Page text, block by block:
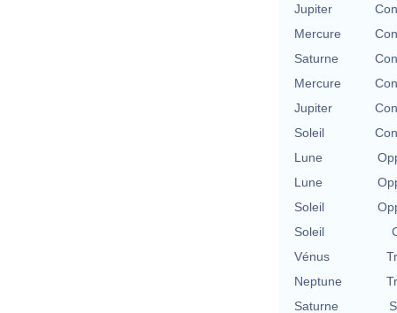
Jupiter
Mercure
Saturne
Mercure
Jupiter
Soleil
Lune
Lune
Soleil
Soleil
Vénus
Neptune
Saturne